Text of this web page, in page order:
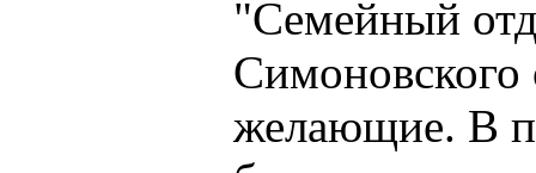
"Семейный
Симоновского
желающие. В